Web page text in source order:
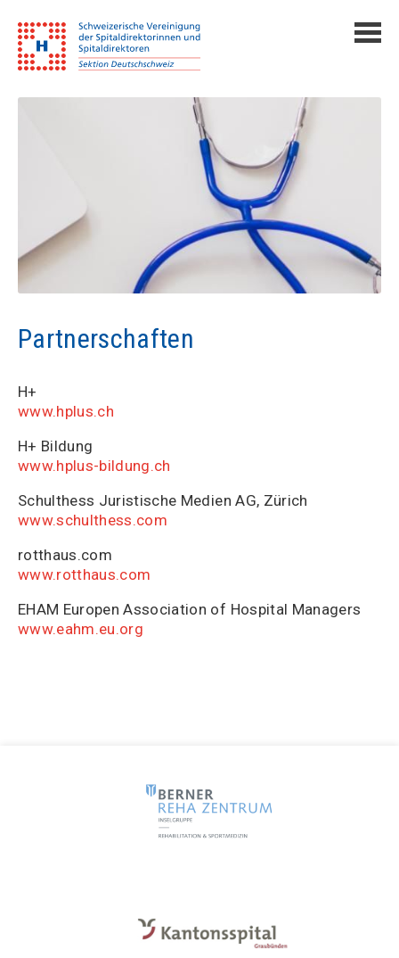
Partnerschaften
H+
www.hplus.ch
H+ Bildung
www.hplus-bildung.ch
Schulthess Juristische Medien AG, Zürich
www.schulthess.com
rotthaus.com
www.rotthaus.com
EHAM Europen Association of Hospital Managers
www.eahm.eu.org